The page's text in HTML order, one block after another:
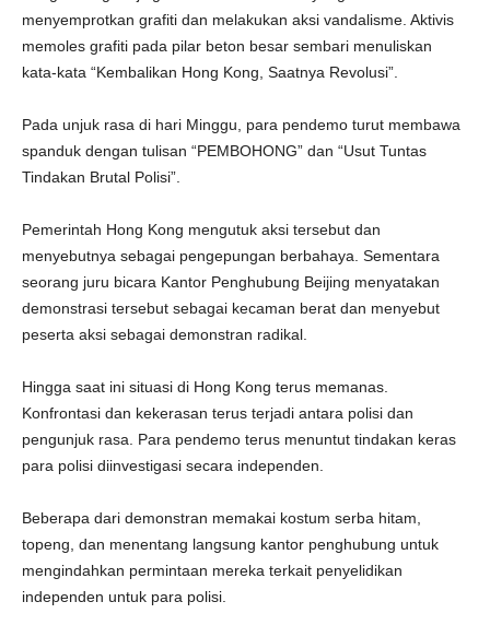
menyemprotkan grafiti dan melakukan aksi vandalisme. Aktivis
memoles grafiti pada pilar beton besar sembari menuliskan
kata-kata “Kembalikan Hong Kong, Saatnya Revolusi”.
Pada unjuk rasa di hari Minggu, para pendemo turut membawa
spanduk dengan tulisan “PEMBOHONG” dan “Usut Tuntas
Tindakan Brutal Polisi”.
Pemerintah Hong Kong mengutuk aksi tersebut dan
menyebutnya sebagai pengepungan berbahaya. Sementara
seorang juru bicara Kantor Penghubung Beijing menyatakan
demonstrasi tersebut sebagai kecaman berat dan menyebut
peserta aksi sebagai demonstran radikal.
Hingga saat ini situasi di Hong Kong terus memanas.
Konfrontasi dan kekerasan terus terjadi antara polisi dan
pengunjuk rasa. Para pendemo terus menuntut tindakan keras
para polisi diinvestigasi secara independen.
Beberapa dari demonstran memakai kostum serba hitam,
topeng, dan menentang langsung kantor penghubung untuk
mengindahkan permintaan mereka terkait penyelidikan
independen untuk para polisi.